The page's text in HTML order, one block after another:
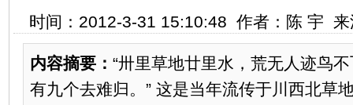
时间：2012-3-31 15:10:48 作者：陈 宇
内容摘要： “卅里草地廿里水，荒无人迹鸟
有九个去难归。” 这是当年流传于川西北草